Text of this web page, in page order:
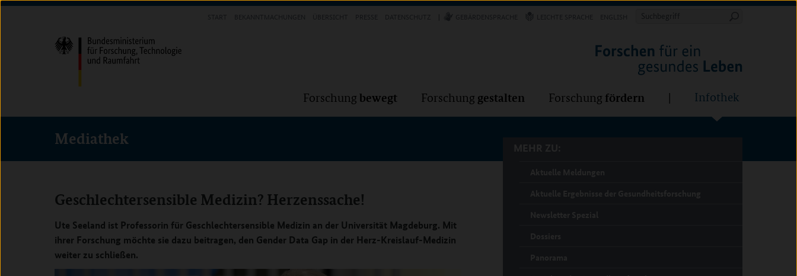
Direkt
(Eingabetaste)
Direkt
(Eingabetaste)
Direkt
(Eingabetaste)
Suchbegriff
Forschung bewegt Forschung gestalten Forschung fördern Infothek
Mediathek
Geschlechtersensible Medizin? Herzenssache!
Ute Seeland ist Professorin für Geschlechtersensible Medizin an der Universität Magdeburg. Mit
ihrer Forschung möchte sie dazu beitragen, den Gender Data Gap in der Herz-Kreislauf-Medizin
weiter zu schließen.
Forschung Forschung Forschung fördern Infothek